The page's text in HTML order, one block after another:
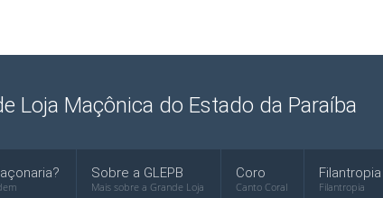
Loja Maçônica do Estado da Paraíba
Sobre a GLEPB
Mais sobre a Grande Loja
Coro
Canto Coral
Filantropia
Filantropia